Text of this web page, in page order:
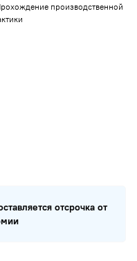
производственной
отсрочка от